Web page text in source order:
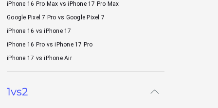
iPhone 16 Pro Max vs iPhone 17 Pro Max
Google Pixel 7 Pro vs Google Pixel 7
iPhone 16 vs iPhone 17
iPhone 16 Pro vs iPhone 17 Pro
iPhone 17 vs iPhone Air
1vs2